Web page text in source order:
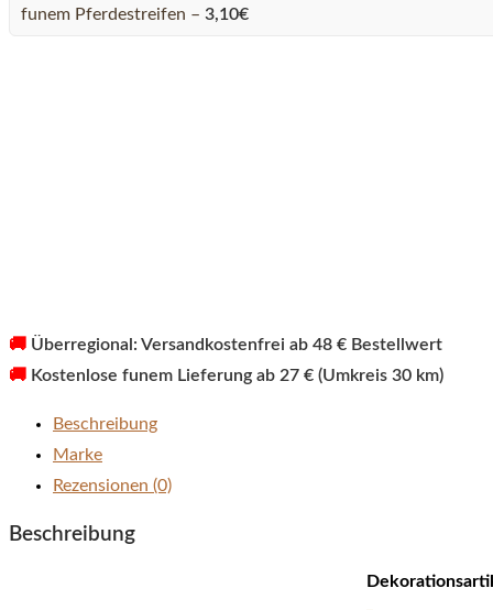
funem Pferdestreifen – 3,10€
🚚 Überregional: Versandkostenfrei ab 48 € Bestellwert
🚚 Kostenlose funem Lieferung ab 27 € (Umkreis 30 km)
Beschreibung
Marke
Rezensionen (0)
Beschreibung